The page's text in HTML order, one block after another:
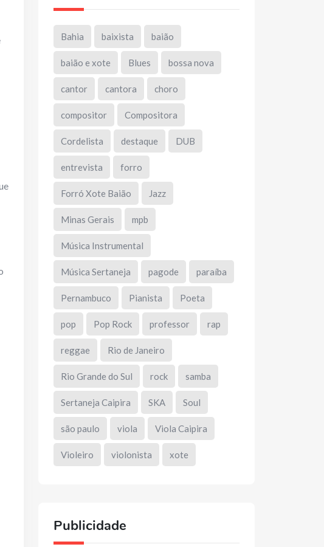
Bahia baixista baião
baião e xote Blues bossa nova
cantor cantora choro
compositor Compositora
Cordelista destaque DUB
entrevista forro
Forró Xote Baião Jazz
Minas Gerais mpb
Música Instrumental
Música Sertaneja pagode paraíba
Pernambuco Pianista Poeta
pop Pop Rock professor rap
reggae Rio de Janeiro
Rio Grande do Sul rock samba
Sertaneja Caipira SKA Soul
são paulo viola Viola Caipira
Violeiro violonista xote
Publicidade